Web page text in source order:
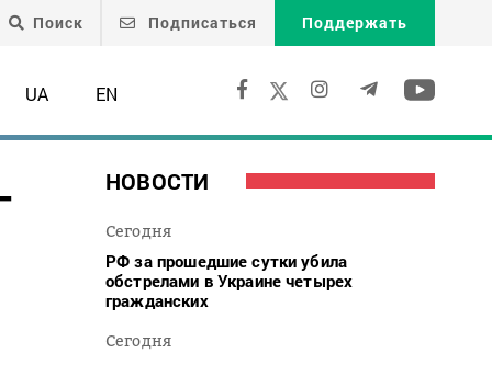
Поиск Подписаться Поддержать
UA EN
НОВОСТИ
Сегодня
РФ за прошедшие сутки убила
обстрелами в Украине четырех
гражданских
Сегодня